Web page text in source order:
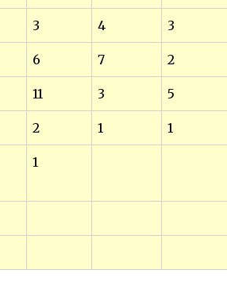
3 4 3
6 7 2
11 3 5
2 1 1
1